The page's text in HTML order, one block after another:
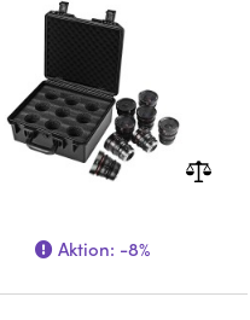
Aktion: -8%